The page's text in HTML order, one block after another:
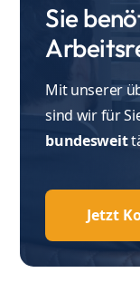
Sie
Mit unserer
sind wir für
bundesweit
Jetzt